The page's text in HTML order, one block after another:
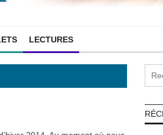
LECTURES